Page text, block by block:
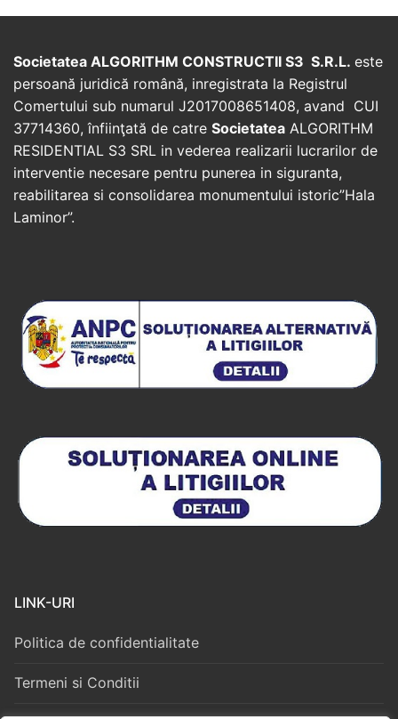
Societatea ALGORITHM CONSTRUCTII S3 S.R.L. este
persoană juridică română, inregistrata la Registrul
Comertului sub numarul J2017008651408, avand CUI
37714360, înfiinţată de catre Societatea ALGORITHM
RESIDENTIAL S3 SRL in vederea realizarii lucrarilor de
interventie necesare pentru punerea in siguranta,
reabilitarea si consolidarea monumentului istoric”Hala
Laminor”.
LINK-URI
Politica de confidentialitate
Termeni si Conditii